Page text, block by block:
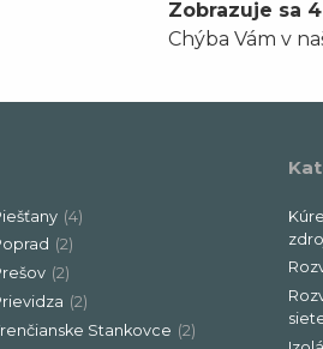
Zobrazuje sa
Chýba Vám v
(4)
(2)
(2)
(2)
Stankovce (2)